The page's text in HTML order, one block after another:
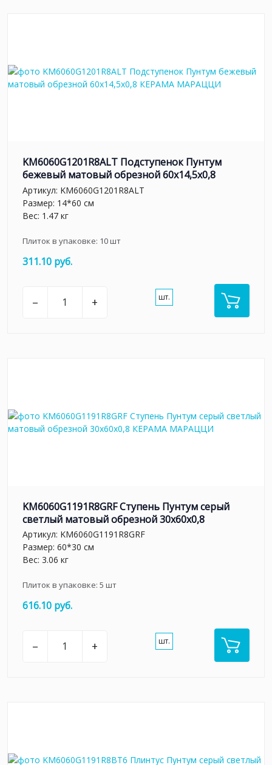
KM6060G1201R8ALT Подступенок Пунтум
бежевый матовый обрезной 60x14,5x0,8
Артикул: KM6060G1201R8ALT
Размер: 14*60 см
Вес: 1.47 кг
Плиток в упаковке: 10шт
311.10 руб.
– + шт.
KM6060G1191R8GRF Ступень Пунтум серый
светлый матовый обрезной 30x60x0,8
Артикул: KM6060G1191R8GRF
Размер: 60*30 см
Вес: 3.06 кг
Плиток в упаковке: 5 шт
616.10 руб.
– + шт.